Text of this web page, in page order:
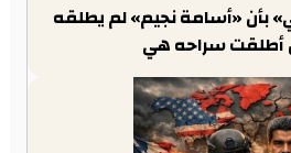
بأن «أسامة نجيم» لم يطلقه
أطلقت سراحه هي